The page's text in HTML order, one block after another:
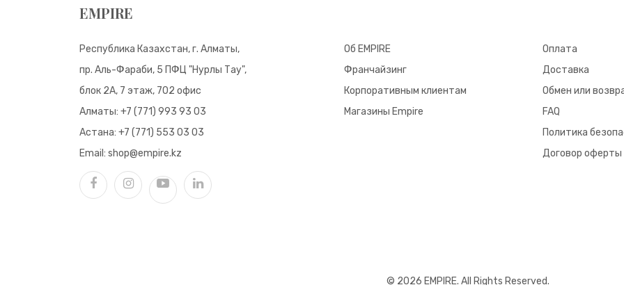
EMPIRE
Республика Казахстан, г. Алматы,
пр. Аль-Фараби, 5 ПФЦ "Нурлы Тау",
блок 2А, 7 этаж, 702 офис
Алматы: +7 (771) 993 93 03
Астана: +7 (771) 553 03 03
Email: shop@empire.kz
Об EMPIRE
Франчайзинг
Корпоративным клиентам
Магазины Empire
Оплата
Доставка
Обмен или
FAQ
Политика
Договор оферты
© 2026 EMPIRE. All Rights Reserved.